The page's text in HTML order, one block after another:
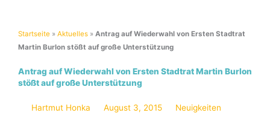
Startseite » Aktuelles » Antrag auf Wiederwahl von Ersten Stadtrat
Martin Burlon stößt auf große Unterstützung
Antrag auf Wiederwahl von Ersten Stadtrat Martin Burlon
stößt auf große Unterstützung
Hartmut Honka August 3, 2015 Neuigkeiten